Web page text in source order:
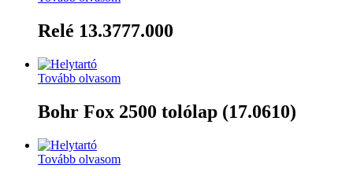
Relé 13.3777.000
Tovább olvasom
Bohr Fox 2500 tolólap (17.0610)
Tovább olvasom